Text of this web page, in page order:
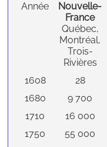
Année
Nouvelle-
France
Québec,
Montréal,
Trois-
Rivières
1608 28
1680
9 700
1710
16 000
1750
55 000